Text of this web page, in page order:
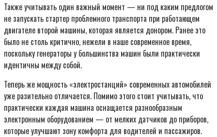
Также учитывать один важный момент — ни под каким предлогом
не запускать стартер проблемного транспорта при работающем
двигателе второй машины, которая является донором. Ранее это
было не столь критично, нежели в наше современное время,
поскольку генераторы у большинства машин были практически
идентичны между собой.
Теперь же мощность «электростанций» современных автомобилей
уже разительно отличается. Помимо этого стоит учитывать, что
практически каждая машина оснащается разнообразным
электронным оборудованием — от мелких датчиков до приборов,
которые улучшают зону комфорта для водителей и пассажиров.